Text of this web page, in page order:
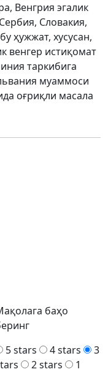
Венгрия эгалик
Словакия,
ҳужжат, хусусан,
венгер истиқомат
таркибига
муаммоси
оғриқли масала
баҳо
5 stars
4 stars
3
2 stars
1